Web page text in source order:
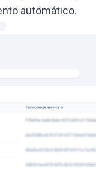
automático.